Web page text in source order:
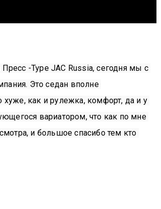
-Туре JAC Russia, сегодня мы с
Это седан вполне
как и рулежка, комфорт, да и у
вариатором, что как по мне
и большое спасибо тем кто